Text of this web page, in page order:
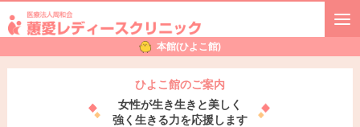
本館(ひよこ館)
出産を控えている方・婦人科受診の方は
本館(ひよこ館)ホーム
本館(ひよこ館)
ひよこ館のご案内
女性が生き生きと美しく
強く生きる力を応援します